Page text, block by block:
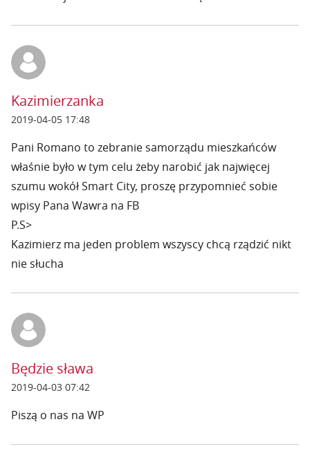
Kazimierzanka
2019-04-05 17:48
Pani Romano to zebranie samorządu mieszkańców
właśnie było w tym celu żeby narobić jak najwięcej
szumu wokół Smart City, proszę przypomnieć sobie
wpisy Pana Wawra na FB
P.S>
Kazimierz ma jeden problem wszyscy chcą rządzić nikt
nie słucha
Będzie sława
2019-04-03 07:42
Piszą o nas na WP